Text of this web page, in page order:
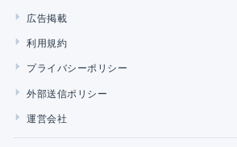
広告掲載
利用規約
プライバシーポリシー
外部送信ポリシー
運営会社